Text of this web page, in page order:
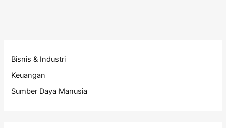
Bisnis & Industri
Keuangan
Sumber Daya Manusia